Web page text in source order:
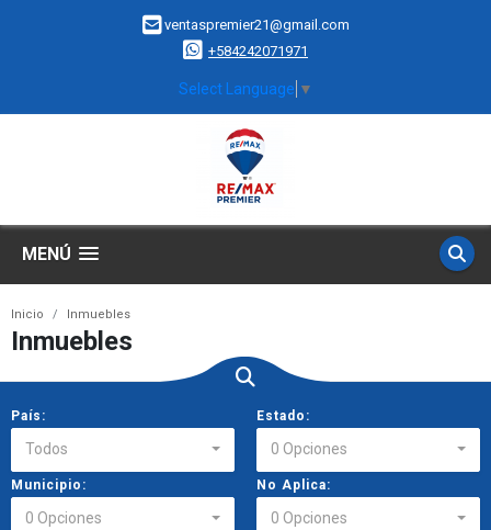
ventaspremier21@gmail.com
+584242071971
Select Language ▼
MENÚ
Inicio Inmuebles
Inmuebles
País:
Todos
Estado:
0 Opciones
Municipio:
0 Opciones
No Aplica:
0 Opciones